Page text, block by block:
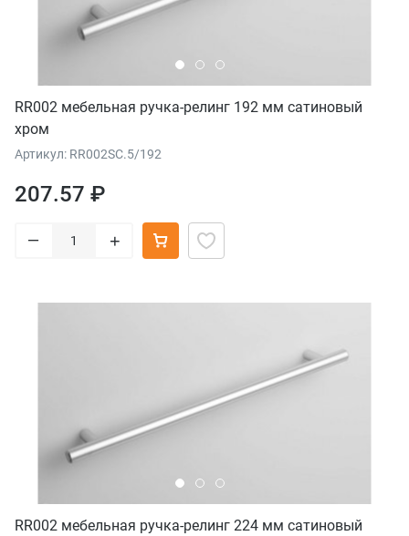
RR002 мебельная ручка-релинг 192 мм сатиновый
хром
Артикул: RR002SC.5/192
207.57 ₽
– +
RR002 мебельная ручка-релинг 224 мм сатиновый